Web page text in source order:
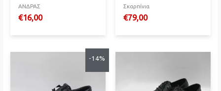
ΑΝΔΡΑΣ
€16,00
Σκαρπίνια
€79,00
-14%